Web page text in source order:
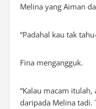
Melina yang Aiman
“Padahal kau tak
Fina mengangguk.
“Kalau macam
daripada Melina tadi.